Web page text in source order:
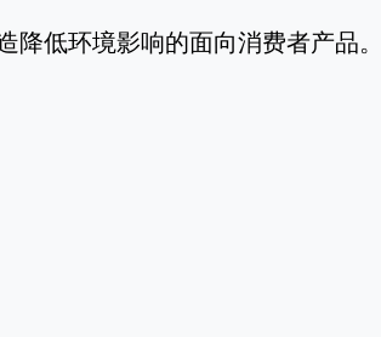
低环境影响的面向消费者产品。